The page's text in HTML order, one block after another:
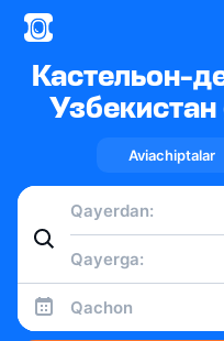
Кастельон-
Aviachiptalar
Qachon